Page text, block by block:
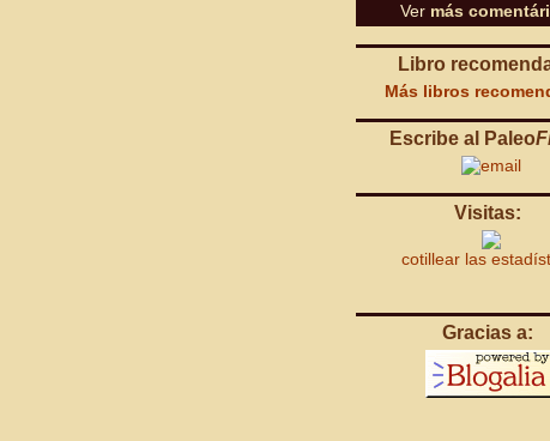
Ver más
Libro
Más libros
Escribe al Paleo
Visitas:
cotillear las
Gracias a: